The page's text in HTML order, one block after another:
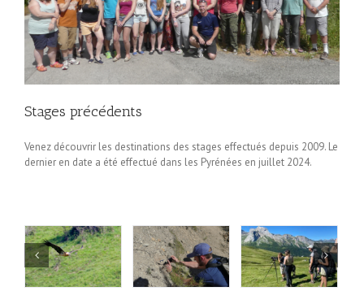
Stages précédents
Venez découvrir les destinations des stages effectués depuis 2009. Le
dernier en date a été effectué dans les Pyrénées en juillet 2024.